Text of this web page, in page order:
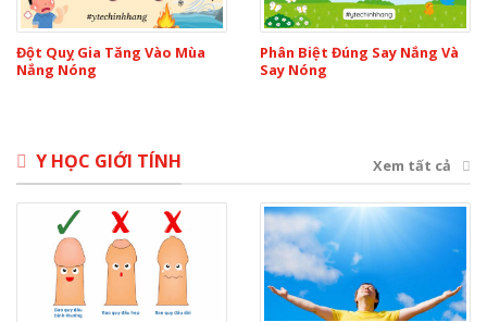
Đột Quỵ Gia Tăng Vào Mùa
Nắng Nóng
Phân Biệt Đúng Say Nắng Và
Say Nóng
Y HỌC GIỚI TÍNH Xem tất cả